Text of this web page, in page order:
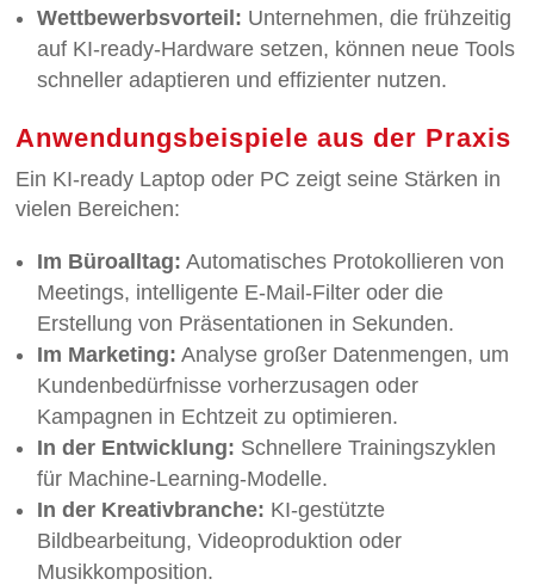
Wettbewerbsvorteil: Unternehmen, die frühzeitig
auf KI-ready-Hardware setzen, können neue Tools
schneller adaptieren und effizienter nutzen.
Anwendungsbeispiele aus der Praxis
Ein KI-ready Laptop oder PC zeigt seine Stärken in
vielen Bereichen:
Im Büroalltag: Automatisches Protokollieren von
Meetings, intelligente E-Mail-Filter oder die
Erstellung von Präsentationen in Sekunden.
Im Marketing: Analyse großer Datenmengen, um
Kundenbedürfnisse vorherzusagen oder
Kampagnen in Echtzeit zu optimieren.
In der Entwicklung: Schnellere Trainingszyklen
für Machine-Learning-Modelle.
In der Kreativbranche: KI-gestützte
Bildbearbeitung, Videoproduktion oder
Musikkomposition.